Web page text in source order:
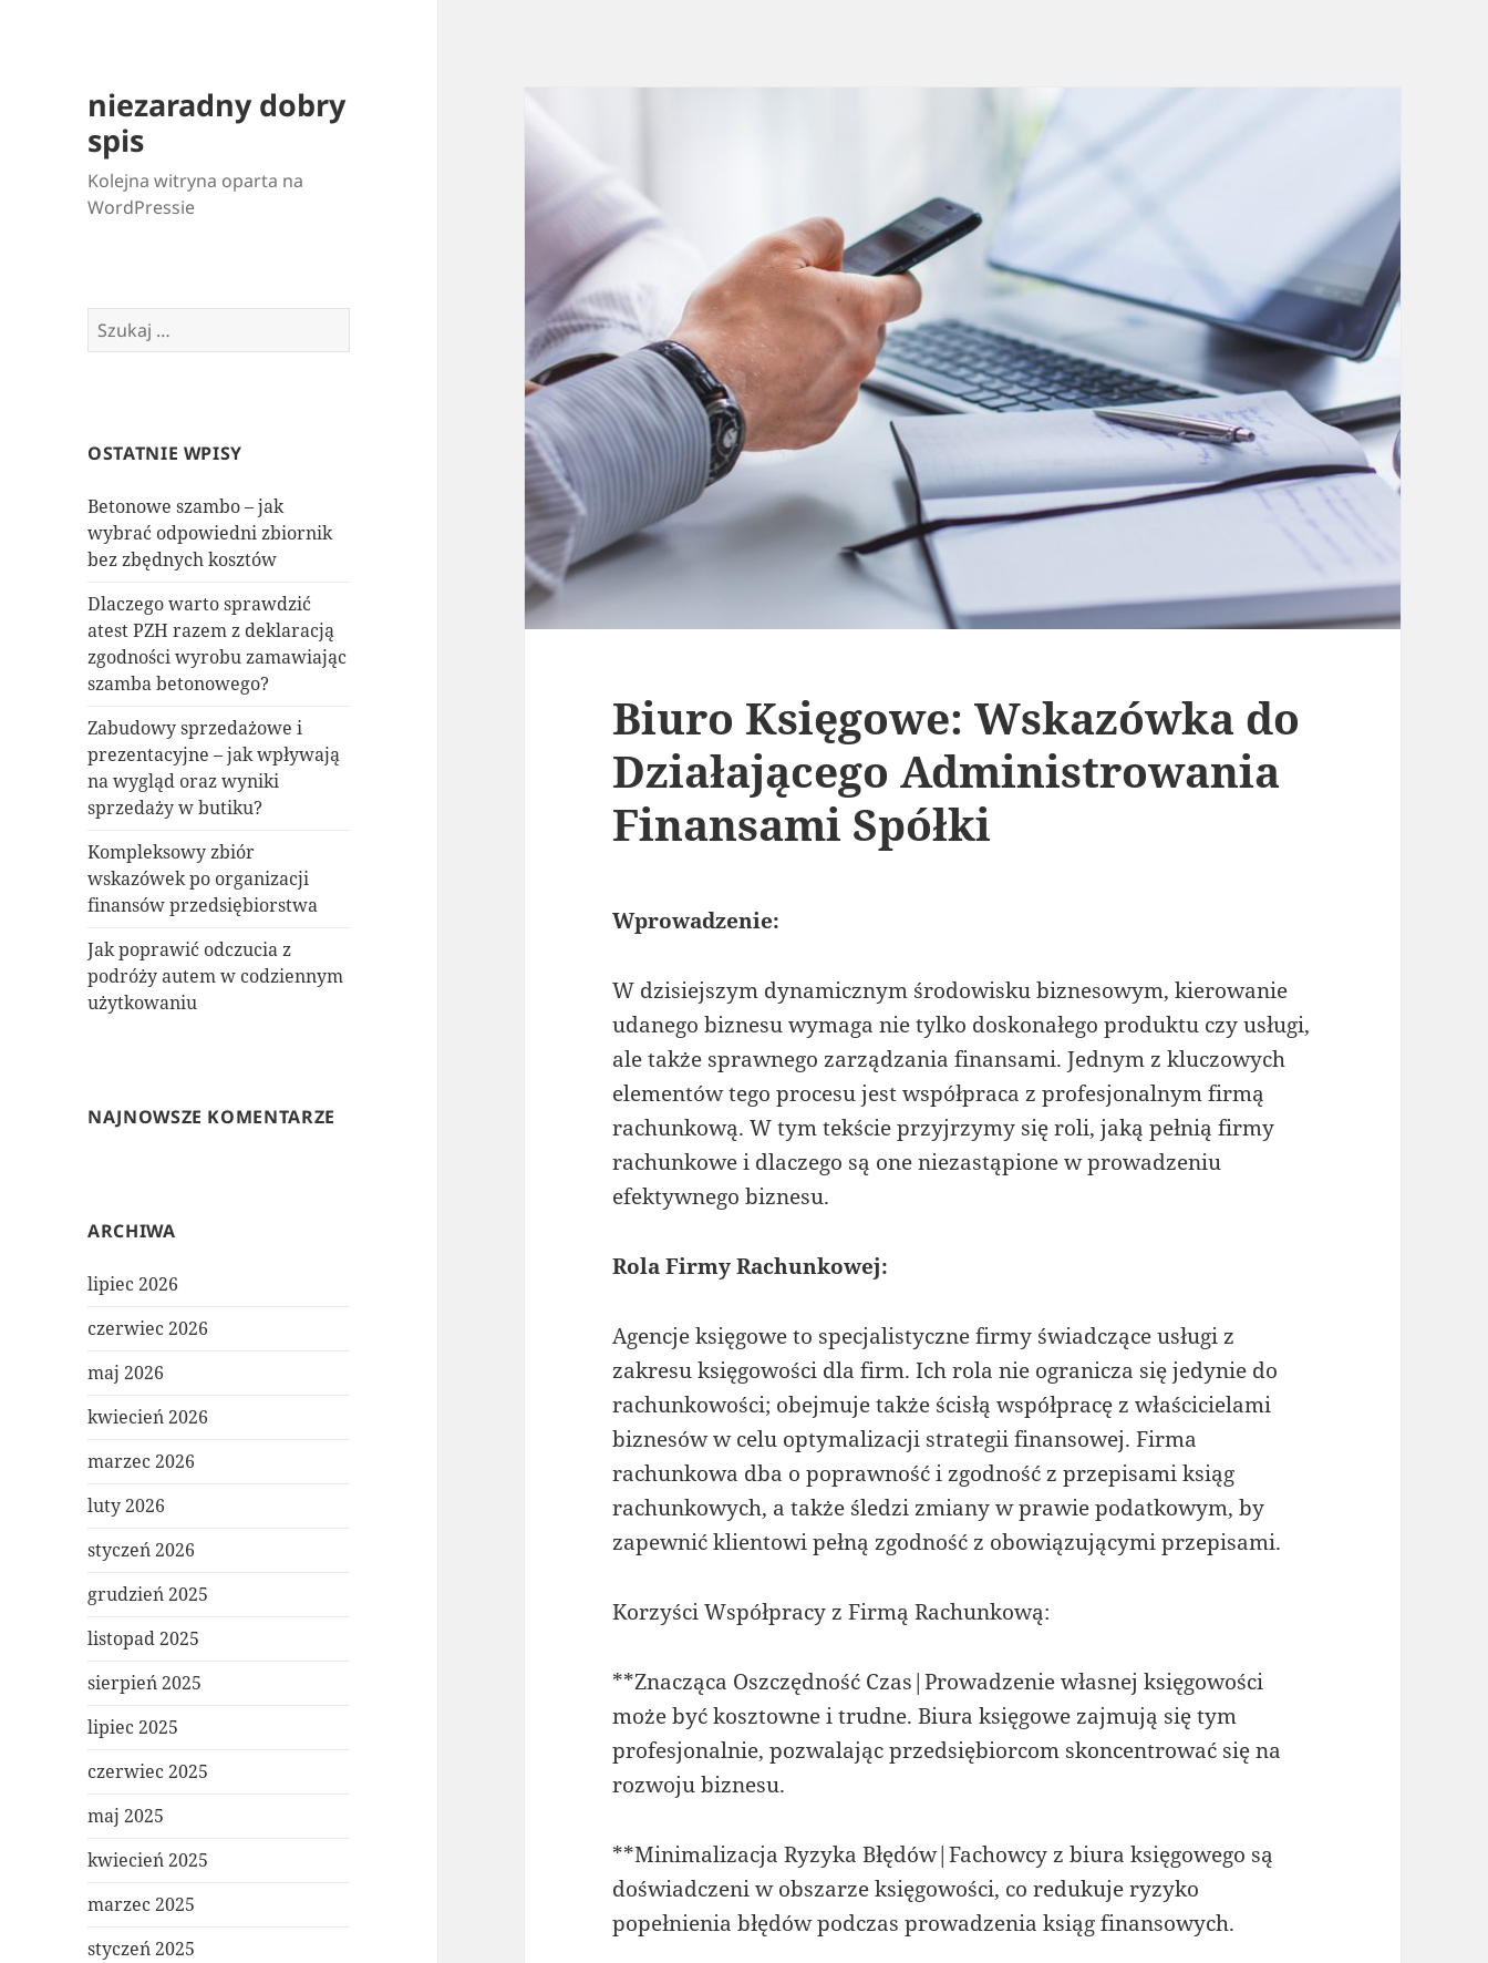
niezaradny dobry
spis
Kolejna witryna oparta na
WordPressie
Szukaj:
OSTATNIE WPISY
Betonowe szambo – jak
wybrać odpowiedni zbiornik
bez zbędnych kosztów
Dlaczego warto sprawdzić
atest PZH razem z deklaracją
zgodności wyrobu zamawiając
szamba betonowego?
Zabudowy sprzedażowe i
prezentacyjne – jak wpływają
na wygląd oraz wyniki
sprzedaży w butiku?
Kompleksowy zbiór
wskazówek po organizacji
finansów przedsiębiorstwa
Jak poprawić odczucia z
podróży autem w codziennym
użytkowaniu
NAJNOWSZE KOMENTARZE
ARCHIWA
lipiec 2026
czerwiec 2026
maj 2026
kwiecień 2026
marzec 2026
luty 2026
styczeń 2026
grudzień 2025
listopad 2025
sierpień 2025
lipiec 2025
czerwiec 2025
maj 2025
kwiecień 2025
marzec 2025
styczeń 2025
Biuro Księgowe: Wskazówka do
Działającego Administrowania
Finansami Spółki
Wprowadzenie:
W dzisiejszym dynamicznym środowisku biznesowym, kierowanie
udanego biznesu wymaga nie tylko doskonałego produktu czy usługi,
ale także sprawnego zarządzania finansami. Jednym z kluczowych
elementów tego procesu jest współpraca z profesjonalnym firmą
rachunkową. W tym tekście przyjrzymy się roli, jaką pełnią firmy
rachunkowe i dlaczego są one niezastąpione w prowadzeniu
efektywnego biznesu.
Rola Firmy Rachunkowej:
Agencje księgowe to specjalistyczne firmy świadczące usługi z
zakresu księgowości dla firm. Ich rola nie ogranicza się jedynie do
rachunkowości; obejmuje także ścisłą współpracę z właścicielami
biznesów w celu optymalizacji strategii finansowej. Firma
rachunkowa dba o poprawność i zgodność z przepisami ksiąg
rachunkowych, a także śledzi zmiany w prawie podatkowym, by
zapewnić klientowi pełną zgodność z obowiązującymi przepisami.
Korzyści Współpracy z Firmą Rachunkową:
**Znacząca Oszczędność Czas|Prowadzenie własnej księgowości
może być kosztowne i trudne. Biura księgowe zajmują się tym
profesjonalnie, pozwalając przedsiębiorcom skoncentrować się na
rozwoju biznesu.
**Minimalizacja Ryzyka Błędów|Fachowcy z biura księgowego są
doświadczeni w obszarze księgowości, co redukuje ryzyko
popełnienia błędów podczas prowadzenia ksiąg finansowych.